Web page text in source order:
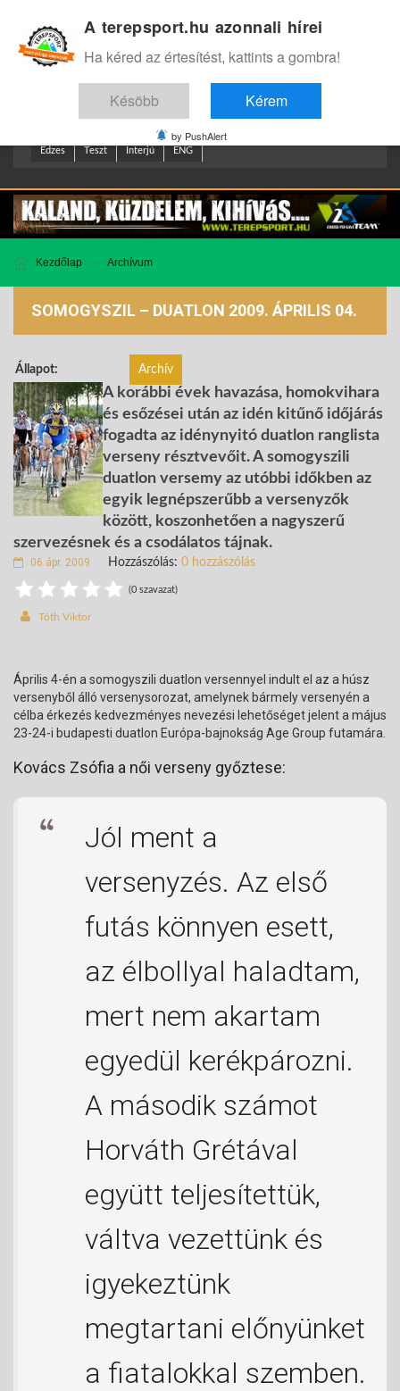
Edzes Teszt Interjú ENG
Kezdőlap Archívum
SOMOGYSZIL – DUATLON 2009. ÁPRILIS 04.
Állapot: Archív
A korábbi évek havazása, homokvihara
és esőzései után az idén kitűnő időjárás
fogadta az idénynyitó duatlon ranglista
verseny résztvevőit. A somogyszili
duatlon versemy az utóbbi időkben az
egyik legnépszerűbb a versenyzők
között, koszonhetően a nagyszerű
szervezésnek és a csodálatos tájnak.
06 ápr. 2009 Hozzászólás: 0 hozzászólás
(0 szavazat)
Tóth Viktor
Április 4-én a somogyszili duatlon versennyel indult el az a húsz
versenyből álló versenysorozat, amelynek bármely versenyén a
célba érkezés kedvezményes nevezési lehetőséget jelent a május
23-24-i budapesti duatlon Európa-bajnokság Age Group futamára.
Kovács Zsófia a női verseny győztese:
Jól ment a
versenyzés. Az első
futás könnyen esett,
az élbollyal haladtam,
mert nem akartam
egyedül kerékpározni.
A második számot
Horváth Grétával
együtt teljesítettük,
váltva vezettünk és
igyekeztünk
megtartani előnyünket
a fiatalokkal szemben.
A terepsport.hu azonnali hírei
Ha kéred az értesítést, kattints a gombra!
Késöbb Kérem
by PushAlert